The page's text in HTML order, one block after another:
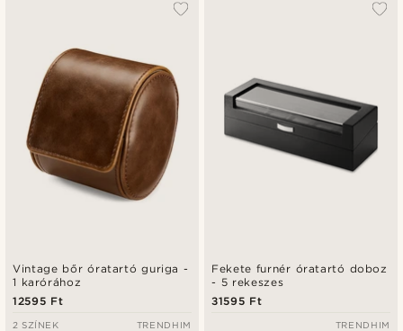
Vintage bőr óratartó guriga -
1 karórához
12595 Ft
2 SZÍNEK TRENDHIM
Fekete furnér óratartó doboz
- 5 rekeszes
31595 Ft
TRENDHIM